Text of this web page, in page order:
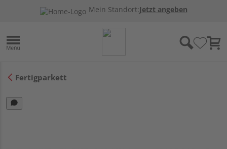
Mein Standort:Jetzt angeben
Fertigparkett